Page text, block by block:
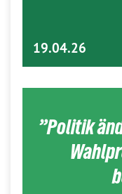
19.04.26
”Politik